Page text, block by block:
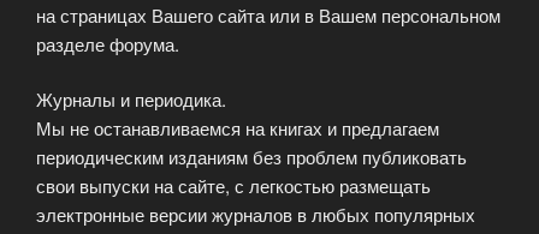
на страницах Вашего сайта или в Вашем персональном
разделе форума.
Журналы и периодика.
Мы не останавливаемся на книгах и предлагаем
периодическим изданиям без проблем публиковать
свои выпуски на сайте, с легкостью размещать
электронные версии журналов в любых популярных